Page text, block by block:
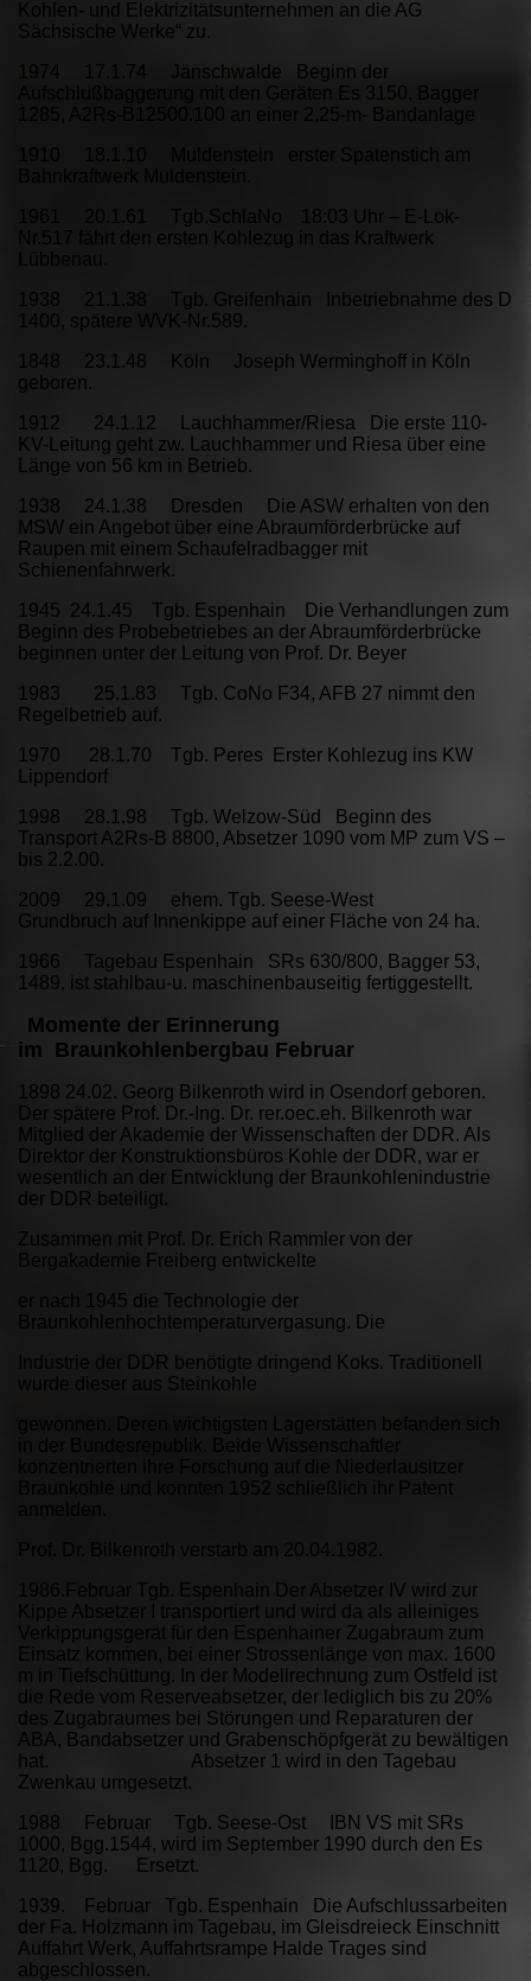
Kohlen- und Elektrizitätsunternehmen an die AG
Sächsische Werke“ zu.
1974 17.1.74 Jänschwalde Beginn der
1910 18.1.10 Muldenstein erster Spatenstich am
1961 20.1.61 Tgb.SchlaNo 18:03 Uhr – E-Lok-
Nr.517 fährt den ersten Kohlezug in das Kraftwerk
1938 21.1.38 Tgb. Greifenhain Inbetriebnahme des D
1400, spätere WVK-Nr.589.
1848 23.1.48 Köln Joseph Werminghoff in Köln
geboren.
1912 24.1.12 Lauchhammer/Riesa Die erste 110-
KV-Leitung geht zw. Lauchhammer und Riesa über eine
Länge von 56 km in Betrieb.
1938 24.1.38 Dresden Die ASW erhalten von den
MSW ein Angebot über eine Abraumförderbrücke auf
Raupen mit einem Schaufelradbagger mit
Schienenfahrwerk.
1945 24.1.45 Tgb. Espenhain Die Verhandlungen zum
Beginn des Probebetriebes an der Abraumförderbrücke
beginnen unter der Leitung von Prof. Dr. Beyer
1983 25.1.83 Tgb. CoNo F34, AFB 27 nimmt den
Regelbetrieb auf.
1970 28.1.70 Tgb. Peres Erster Kohlezug ins KW
Lippendorf
1998 28.1.98 Tgb. Welzow-Süd Beginn des
Transport A2Rs-B 8800, Absetzer 1090 vom MP zum VS –
bis 2.2.00.
2009 29.1.09 ehem. Tgb. Seese-West
Grundbruch auf Innenkippe auf einer Fläche von 24 ha.
1966 Tagebau Espenhain SRs 630/800, Bagger 53,
1489, ist stahlbau-u. maschinenbauseitig fertiggestellt.
Momente der Erinnerung
im Braunkohlenbergbau Februar
1898 24.02. Georg Bilkenroth wird in Osendorf geboren.
Der spätere Prof. Dr.-Ing. Dr. rer.oec.eh. Bilkenroth war
Mitglied der Akademie der Wissenschaften der DDR. Als
Direktor der Konstruktionsbüros Kohle der DDR, war er
wesentlich an der Entwicklung der Braunkohlenindustrie
der DDR beteiligt.
Zusammen mit Prof. Dr. Erich Rammler von der
Bergakademie Freiberg entwickelte
er nach 1945 die Technologie der
Braunkohlenhochtemperaturvergasung. Die
Industrie der DDR benötigte dringend Koks. Traditionell
wurde dieser aus Steinkohle
konzentrierten ihre Forschung auf die Niederlausitzer
Braunkohle und konnten 1952 schließlich ihr Patent
Prof. Dr. Bilkenroth verstarb am 20.04.1982.
1986.Februar Tgb. Espenhain Der Absetzer IV wird zur
Kippe Absetzer I transportiert und wird da als alleiniges
Verkippungsgerät für den Espenhainer Zugabraum zum
Einsatz kommen, bei einer Strossenlänge von max. 1600
m in Tiefschüttung. In der Modellrechnung zum Ostfeld ist
die Rede vom Reserveabsetzer, der lediglich bis zu 20%
des Zugabraumes bei Störungen und Reparaturen der
ABA, Bandabsetzer und Grabenschöpfgerät zu bewältigen
hat. Absetzer 1 wird in den Tagebau
Zwenkau umgesetzt.
1988 Februar Tgb. Seese-Ost IBN VS mit SRs
1000, Bgg.1544, wird im September 1990 durch den Es
1120, Bgg. Ersetzt.
1939. Februar Tgb. Espenhain Die Aufschlussarbeiten
der Fa. Holzmann im Tagebau, im Gleisdreieck Einschnitt
Auffahrt Werk, Auffahrtsrampe Halde Trages sind
abgeschlossen.